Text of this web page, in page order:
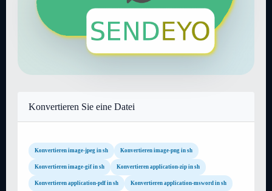
Konvertieren Sie eine Datei
Konvertieren image-jpeg in sh Konvertieren image-png in sh
Konvertieren image-gif in sh Konvertieren application-zip in sh
Konvertieren application-pdf in sh Konvertieren application-msword in sh